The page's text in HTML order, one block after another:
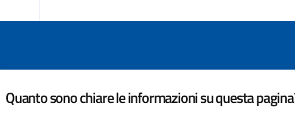
Quanto sono chiare le informazioni su questa